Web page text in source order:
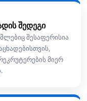
შედეგი
შესაფერისია
მიერ